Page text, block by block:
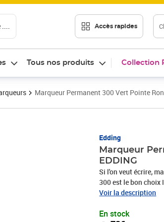
.... Accès rapides
Tous nos produits Collection
Marqueur Permanent 300 Vert Pointe
Edding
Marqueur
EDDING
Si l'on veut écrire,
300 est le bon choix
quasiment tout type
et tous les ateliers
Voir la description
En stock
Prix 2,78€